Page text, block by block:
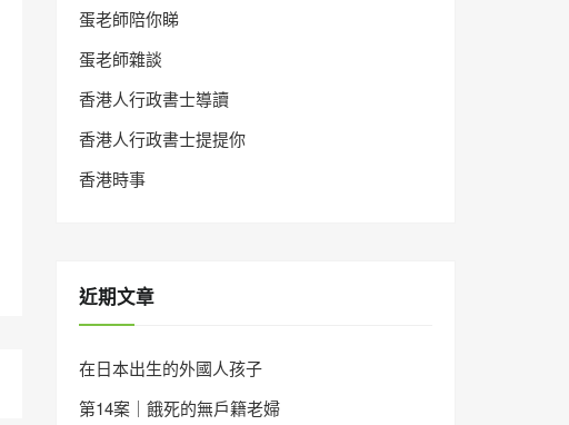
蛋老師陪你睇
蛋老師雜談
香港人行政書士導讀
香港人行政書士提提你
香港時事
近期文章
在日本出生的外國人孩子
第14案｜餓死的無戶籍老婦